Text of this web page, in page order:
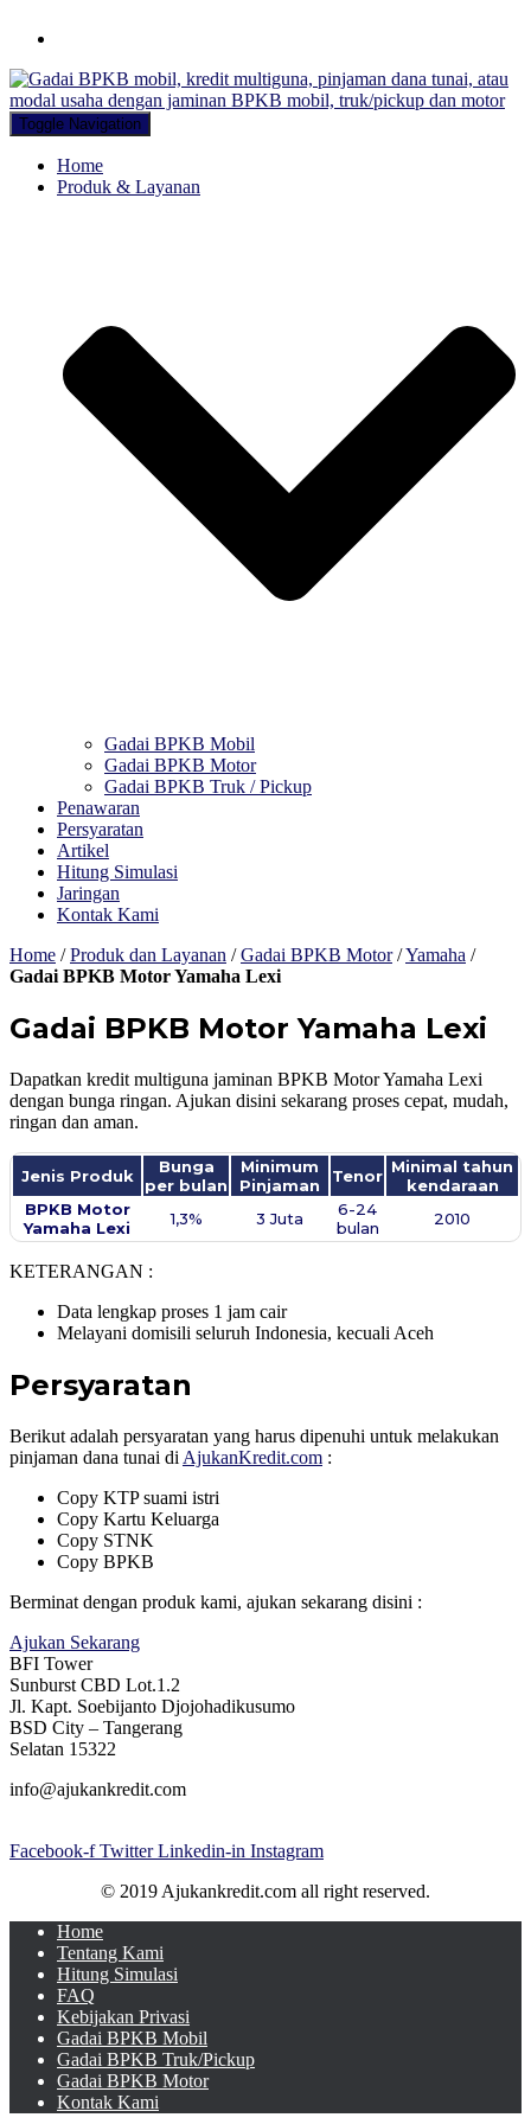
Toggle Navigation
Home
Produk & Layanan
Gadai BPKB Mobil
Gadai BPKB Motor
Gadai BPKB Truk / Pickup
Penawaran
Persyaratan
Artikel
Hitung Simulasi
Jaringan
Kontak Kami
Home /Produk dan Layanan /Gadai BPKB Motor/Yamaha /
Gadai BPKB Motor Yamaha Lexi
Gadai BPKB Motor Yamaha Lexi
Dapatkan kredit multiguna jaminan BPKB Motor Yamaha Lexi
dengan bunga ringan. Ajukan disini sekarang proses cepat, mudah,
ringan dan aman.
Jenis Produk
Bunga
per bulan
Minimum
Pinjaman
Tenor Minimal tahun
kendaraan
BPKB Motor
Yamaha Lexi
1,3% 3 Juta
6-24
bulan
2010
KETERANGAN :
Data lengkap proses 1 jam cair
Melayani domisili seluruh Indonesia, kecuali Aceh
Persyaratan
Berikut adalah persyaratan yang harus dipenuhi untuk melakukan
pinjaman dana tunai di AjukanKredit.com :
Copy KTP suami istri
Copy Kartu Keluarga
Copy STNK
Copy BPKB
Berminat dengan produk kami, ajukan sekarang disini :
Ajukan Sekarang
BFI Tower
Sunburst CBD Lot.1.2
Jl. Kapt. Soebijanto Djojohadikusumo
BSD City – Tangerang
Selatan 15322
info@ajukankredit.com
Facebook-f Twitter Linkedin-in Instagram
© 2019 Ajukankredit.com all right reserved.
Home
Tentang Kami
Hitung Simulasi
FAQ
Kebijakan Privasi
Gadai BPKB Mobil
Gadai BPKB Truk/Pickup
Gadai BPKB Motor
Kontak Kami